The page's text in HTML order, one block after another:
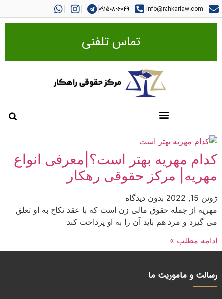
info@rahkarlaw.com
09150806049
تماس تلفنی
کدام مهریه بهتر است؟|معرفی انواع
مهریه| مرکز حقوقی رهکار
ژوئن 15, 2022
بدون دیدگاه
مهریه از جمله حقوق مالی زن است که با عقد نکاح به او تعلق
می گیرد و مرد هم باید آن را به او پرداخت کند
ادامه مطلب »
رسالت و ماموریت ما